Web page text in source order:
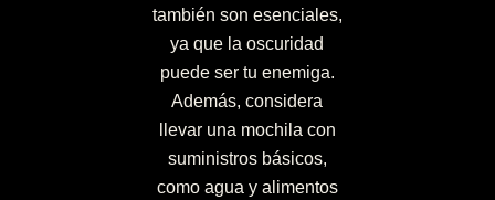
también son esenciales,
ya que la oscuridad
puede ser tu enemiga.
Además, considera
llevar una mochila con
suministros básicos,
como agua y alimentos